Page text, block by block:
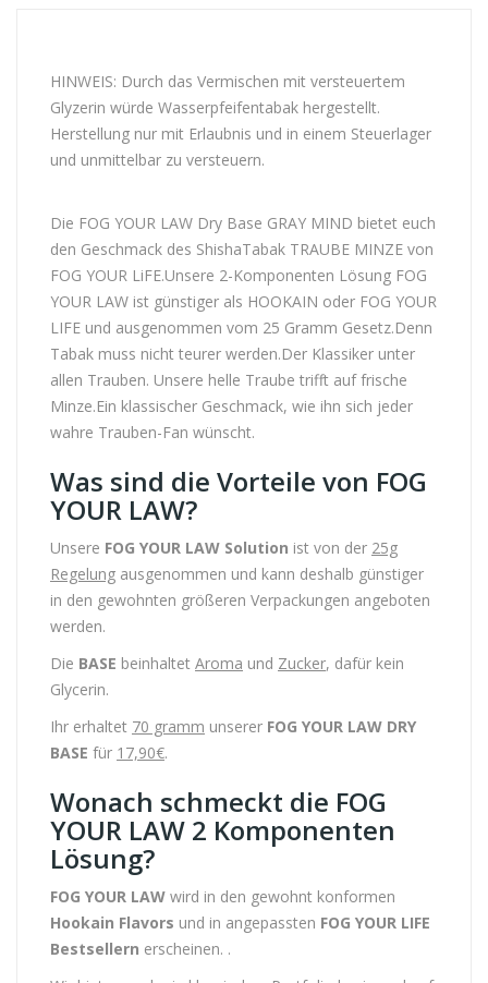
HINWEIS: Durch das Vermischen mit versteuertem
Glyzerin würde Wasserpfeifentabak hergestellt.
Herstellung nur mit Erlaubnis und in einem Steuerlager
und unmittelbar zu versteuern.
Die FOG YOUR LAW Dry Base GRAY MIND bietet euch
den Geschmack des ShishaTabak TRAUBE MINZE von
FOG YOUR LiFE.Unsere 2-Komponenten Lösung FOG
YOUR LAW ist günstiger als HOOKAIN oder FOG YOUR
LIFE und ausgenommen vom 25 Gramm Gesetz.Denn
Tabak muss nicht teurer werden.Der Klassiker unter
allen Trauben. Unsere helle Traube trifft auf frische
Minze.Ein klassischer Geschmack, wie ihn sich jeder
wahre Trauben-Fan wünscht.
Was sind die Vorteile von FOG
YOUR LAW?
Unsere FOG YOUR LAW Solution ist von der 25g
Regelung ausgenommen und kann deshalb günstiger
in den gewohnten größeren Verpackungen angeboten
werden.
Die BASE beinhaltet Aroma und Zucker, dafür kein
Glycerin.
Ihr erhaltet 70 gramm unserer FOG YOUR LAW DRY
BASE für 17,90€.
Wonach schmeckt die FOG
YOUR LAW 2 Komponenten
Lösung?
FOG YOUR LAW wird in den gewohnt konformen
Hookain Flavors und in angepassten FOG YOUR LIFE
Bestsellern erscheinen. .